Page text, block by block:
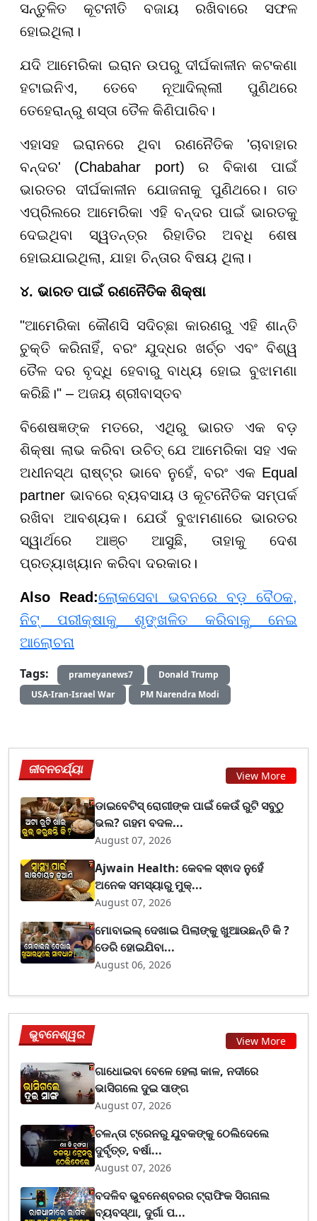
ସନ୍ତୁଳିତ କୂଟନୀତି ବଜାୟ ରଖିବାରେ ସଫଳ
ହୋଇଥିଲା।
ଯଦି ଆମେରିକା ଇରାନ ଉପରୁ ଦୀର୍ଘକାଳୀନ କଟକଣା
ହଟାଇନିଏ, ତେବେ ନୂଆଦିଲ୍ଲୀ ପୁଣିଥରେ
ତେହେରାନ୍ରୁ ଶସ୍ତା ତୈଳ କିଣିପାରିବ।
ଏହାସହ ଇରାନରେ ଥିବା ରଣନୈତିକ 'ଚାବାହାର
ବନ୍ଦର' (Chabahar port) ର ବିକାଶ ପାଇଁ
ଭାରତର ଦୀର୍ଘକାଳୀନ ଯୋଜନାକୁ ପୁଣିଥରେ। ଗତ
ଏପ୍ରିଲରେ ଆମେରିକା ଏହି ବନ୍ଦର ପାଇଁ ଭାରତକୁ
ଦେଇଥିବା ସ୍ୱତନ୍ତ୍ର ରିହାତିର ଅବଧି ଶେଷ
ହୋଇଯାଇଥିଲା, ଯାହା ଚିନ୍ତାର ବିଷୟ ଥିଲା।
୪. ଭାରତ ପାଇଁ ରଣନୈତିକ ଶିକ୍ଷା
"ଆମେରିକା କୌଣସି ସଦିଚ୍ଛା କାରଣରୁ ଏହି ଶାନ୍ତି
ଚୁକ୍ତି କରିନାହିଁ, ବରଂ ଯୁଦ୍ଧର ଖର୍ଚ୍ଚ ଏବଂ ବିଶ୍ୱ
ତୈଳ ଦର ବୃଦ୍ଧି ହେବାରୁ ବାଧ୍ୟ ହୋଇ ବୁଝାମଣା
କରିଛି।" – ଅଜୟ ଶ୍ରୀବାସ୍ତବ
ବିଶେଷଜ୍ଞଙ୍କ ମତରେ, ଏଥିରୁ ଭାରତ ଏକ ବଡ଼
ଶିକ୍ଷା ଲାଭ କରିବା ଉଚିତ୍ ଯେ ଆମେରିକା ସହ ଏକ
ଅଧୀନସ୍ଥ ରାଷ୍ଟ୍ର ଭାବେ ନୁହେଁ, ବରଂ ଏକ Equal
partner ଭାବରେ ବ୍ୟବସାୟ ଓ କୂଟନୈତିକ ସମ୍ପର୍କ
ରଖିବା ଆବଶ୍ୟକ। ଯେଉଁ ବୁଝାମଣାରେ ଭାରତର
ସ୍ୱାର୍ଥରେ ଆଞ୍ଚ ଆସୁଛି, ତାହାକୁ ଦେଶ
ପ୍ରତ୍ୟାଖ୍ୟାନ କରିବା ଦରକାର।
Also Read:ଲୋକସେବା ଭବନରେ ବଡ଼ ବୈଠକ,
ନିଟ୍ ପରୀକ୍ଷାକୁ ଶୃଙ୍ଖଳିତ କରିବାକୁ ନେଇ
ଆଲୋଚନା
Tags:
prameyanews7
Donald Trump
USA-Iran-Israel War
PM Narendra Modi
ଜୀବନଚର୍ଯ୍ୟା View More
ଡାଇବେଟିସ୍ ରୋଗୀଙ୍କ ପାଇଁ କେଉଁ ରୁଟି ସବୁଠୁ
ଭଲ? ଗହମ ବଦଳ...
August 07, 2026
Ajwain Health: କେବଳ ସ୍ଵାଦ ନୁହେଁ
ଅନେକ ସମସ୍ୟାରୁ ମୁକ୍...
August 07, 2026
ମୋବାଇଲ୍ ଦେଖାଇ ପିଲାଙ୍କୁ ଖୁଆଉଛନ୍ତି କି ?
ଡେରି ହୋଇଯିବା...
August 06, 2026
ଭୁବନେଶ୍ୱର View More
ଗାଧୋଇବା ବେଳେ ହେଲା କାଳ, ନଦୀରେ
ଭାସିଗଲେ ଦୁଇ ସାଙ୍ଗ
August 07, 2026
ଚଳନ୍ତା ଟ୍ରେନରୁ ଯୁବକଙ୍କୁ ଠେଲିଦେଲେ
ଦୁର୍ବୃତ୍ତ, ବର୍ଷା...
August 07, 2026
ବଦଳିବ ଭୁବନେଶ୍ବରର ଟ୍ରାଫିକ ସିଗନାଲ
ବ୍ୟବସ୍ଥା, ଦୁର୍ଗା ପ...